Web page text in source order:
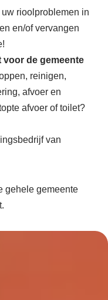
rioolproblemen in
en/of vervangen
de gemeente
reinigen,
afvoer en
afvoer of toilet?
van
gehele gemeente